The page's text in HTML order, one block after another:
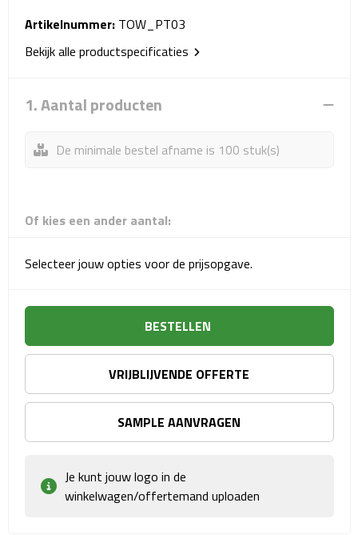
Duffeltassen
Autotassen
Toilettassen
Rugzakken
Laptop rugzakken
Promo rugzakjes
Sporttassen
Schoenentassen
Strandtassen
Artikelnummer: TOW_PT03
Bekijk alle productspecificaties
1. Aantal producten
De minimale bestel afname is 100 stuk(s)
Of kies een ander aantal:
Selecteer jouw opties voor de prijsopgave.
BESTELLEN
VRIJBLIJVENDE OFFERTE
SAMPLE AANVRAGEN
Je kunt jouw logo in de
winkelwagen/offertemand uploaden